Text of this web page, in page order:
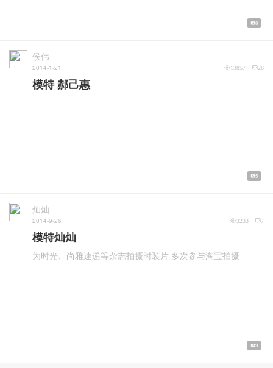
8
侯伟
2014-1-21 28
13857
模特 郝己惠
5
灿灿
2014-9-26 7
3233
模特灿灿
为时光、尚雅速递等杂志拍摄时装片 多次参与淘宝拍摄
9